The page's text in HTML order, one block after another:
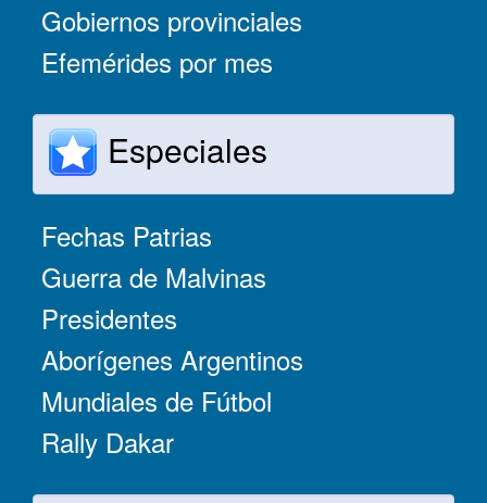
Gobiernos provinciales
Efemérides por mes
Especiales
Fechas Patrias
Guerra de Malvinas
Presidentes
Aborígenes Argentinos
Mundiales de Fútbol
Rally Dakar